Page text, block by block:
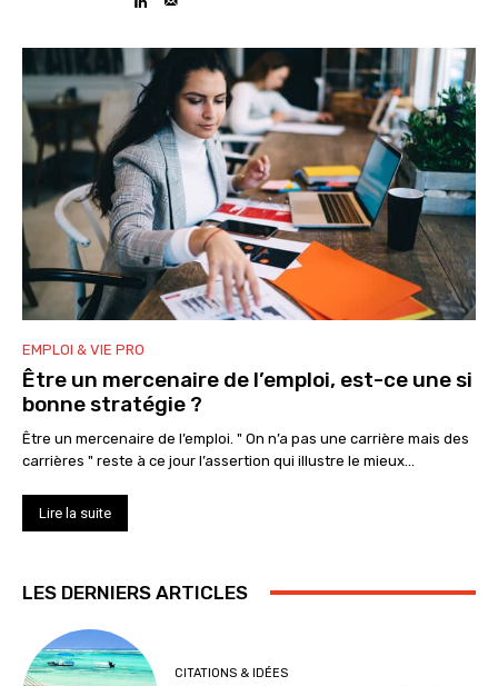
EMPLOI & VIE PRO
Être un mercenaire de l’emploi, est-ce une si
bonne stratégie ?
Être un mercenaire de l’emploi. " On n’a pas une carrière mais des
carrières " reste à ce jour l’assertion qui illustre le mieux...
Lire la suite
LES DERNIERS ARTICLES
CITATIONS & IDÉES